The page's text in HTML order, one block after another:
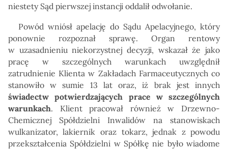
niestety Sąd pierwszej instancji oddalił odwołanie.
Powód wniósł apelację do Sądu Apelacyjnego, który
ponownie rozpoznał sprawę. Organ rentowy
w uzasadnieniu niekorzystnej decyzji, wskazał że jako
pracę w szczególnych warunkach uwzględnił
zatrudnienie Klienta w Zakładach Farmaceutycznych co
stanowiło w sumie 13 lat oraz, iż brak jest innych
świadectw potwierdzających prace w szczególnych
warunkach. Klient pracował również w Drzewno-
Chemicznej Spółdzielni Inwalidów na stanowiskach
wulkanizator, lakiernik oraz tokarz, jednak z powodu
przekształcenia Spółdzielni w Spółkę nie było wiadome